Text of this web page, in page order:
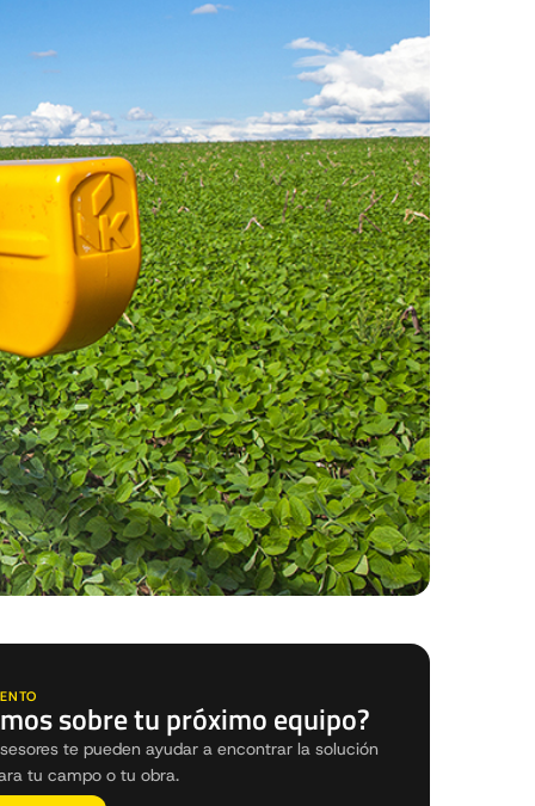
sobre tu próximo equipo?
te pueden ayudar a encontrar la solución
tu campo o tu obra.